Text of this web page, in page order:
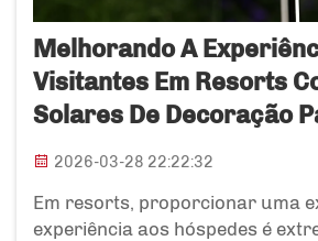
Melhorando A
Visitantes Em Resorts
Solares De Decoração
2026-03-28 22:22:32
Em resorts, proporcionar uma
experiência aos hóspedes é